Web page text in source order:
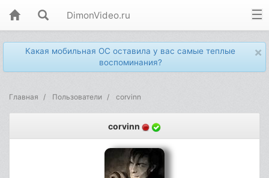
DimonVideo.ru
×
Какая мобильная ОС оставила у вас самые теплые
воспоминания?
Главная Пользователи corvinn
corvinn